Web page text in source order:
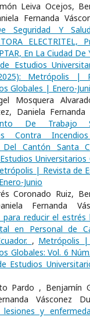
Leiva Ocejos,
Fernanda
Seguridad Y
En La Ciudad De
Estudios
Metrópolis |
Globales | Enero-
Mosquera
Daniela Fernanda
De Trabajo
Contra
Del Cantón Santa
Universitarios
| Revista de
Junio
Coronado Ruiz,
Fernanda
para reducir el estrés
en Personal de
, Metrópolis |
Globales: Vol. 6
Estudios
Pardo , Benjamín
Vásconez
y